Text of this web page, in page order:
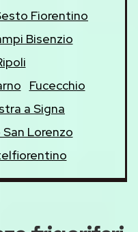
Fiorentino
Bisenzio
Fucecchio
a Signa
San Lorenzo